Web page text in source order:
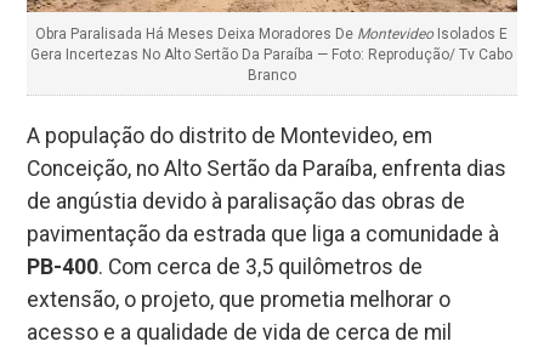
Obra Paralisada Há Meses Deixa Moradores De Montevideo Isolados E
Gera Incertezas No Alto Sertão Da Paraíba — Foto: Reprodução/ Tv Cabo
Branco
A população do distrito de Montevideo, em
Conceição, no Alto Sertão da Paraíba, enfrenta dias
de angústia devido à paralisação das obras de
pavimentação da estrada que liga a comunidade à
PB-400. Com cerca de 3,5 quilômetros de
extensão, o projeto, que prometia melhorar o
acesso e a qualidade de vida de cerca de mil